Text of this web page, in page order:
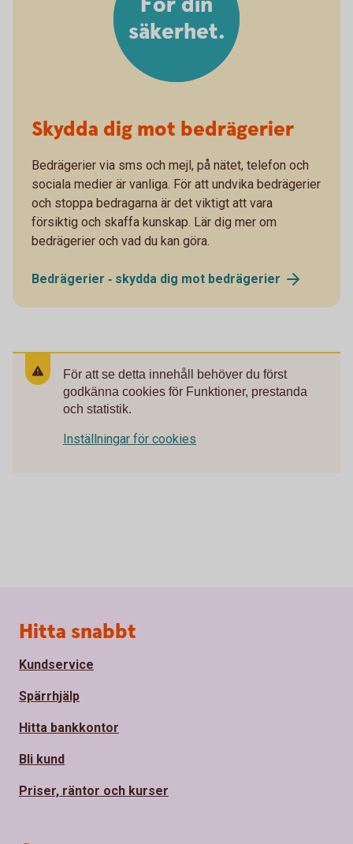
säkerhet.
Skydda dig mot bedrägerier
Bedrägerier via sms och mejl, på nätet, telefon och
sociala medier är vanliga. För att undvika bedrägerier
och stoppa bedragarna är det viktigt att vara
försiktig och skaffa kunskap. Lär dig mer om
bedrägerier och vad du kan göra.
Bedrägerier ‐ skydda dig mot bedrägerier
För att se detta innehåll behöver du först
godkänna cookies för Funktioner, prestanda
och statistik.
Inställningar för cookies
Sidfot
Hitta snabbt
Kundservice
Spärrhjälp
Hitta bankkontor
Bli kund
Priser, räntor och kurser